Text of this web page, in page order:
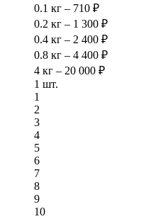
0.1 кг – 710 ₽
0.2 кг – 1 300 ₽
0.4 кг – 2 400 ₽
0.8 кг – 4 400 ₽
4 кг – 20 000 ₽
1 шт.
1
2
3
4
5
6
7
8
9
10